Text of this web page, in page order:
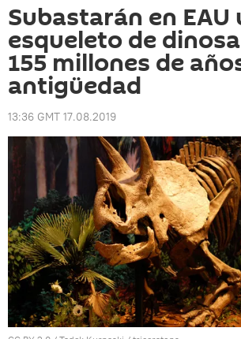
Subastarán en EAU
esqueleto de
155 millones de
antigüedad
13:36 GMT 17.08.2019